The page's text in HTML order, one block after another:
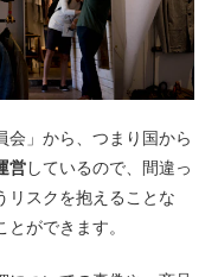
会」から、つまり国から
営しているので、間違っ
リスクを抱えることな
ができます。